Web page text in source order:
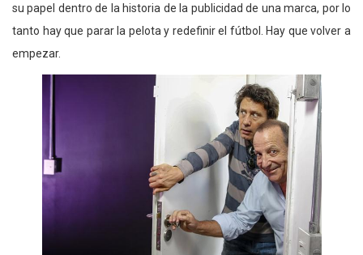
su papel dentro de la historia de la publicidad de una marca, por lo
tanto hay que parar la pelota y redefinir el fútbol. Hay que volver a
empezar.